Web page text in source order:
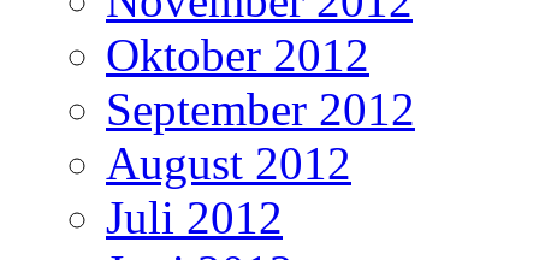
Oktober 2012
September 2012
August 2012
Juli 2012